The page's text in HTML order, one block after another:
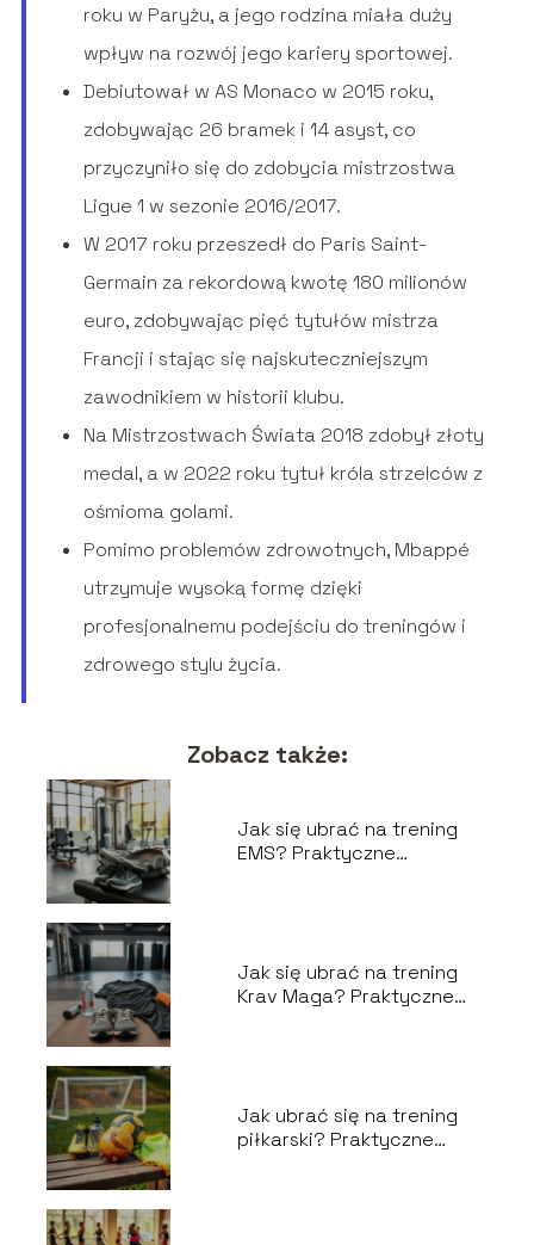
roku w Paryżu, a jego rodzina miała duży
wpływ na rozwój jego kariery sportowej.
Debiutował w AS Monaco w 2015 roku,
zdobywając 26 bramek i 14 asyst, co
przyczyniło się do zdobycia mistrzostwa
Ligue 1 w sezonie 2016/2017.
W 2017 roku przeszedł do Paris Saint-
Germain za rekordową kwotę 180 milionów
euro, zdobywając pięć tytułów mistrza
Francji i stając się najskuteczniejszym
zawodnikiem w historii klubu.
Na Mistrzostwach Świata 2018 zdobył złoty
medal, a w 2022 roku tytuł króla strzelców z
ośmioma golami.
Pomimo problemów zdrowotnych, Mbappé
utrzymuje wysoką formę dzięki
profesjonalnemu podejściu do treningów i
zdrowego stylu życia.
Zobacz także:
Jak się ubrać na trening
EMS? Praktyczne
Jak się ubrać na trening
Krav Maga? Praktyczne
Jak ubrać się na trening
piłkarski? Praktyczne